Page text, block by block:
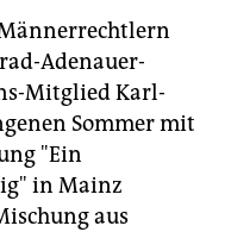
Adenauer-
Mitglied Karl-
Sommer mit
"Ein
in Mainz
aus